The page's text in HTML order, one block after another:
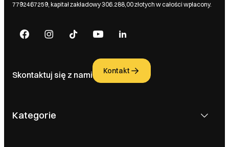
7792467259, kapitał zakładowy 306.288,00 złotych w całości wpłacony.
Skontaktuj się z nami Kontakt
Kategorie